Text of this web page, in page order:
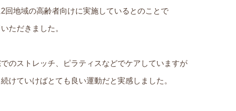
回地域の高齢者向けに実施しているとのことで
ただきました。
のストレッチ、ピラティスなどでケアしていますが
けていけばとても良い運動だと実感しました。